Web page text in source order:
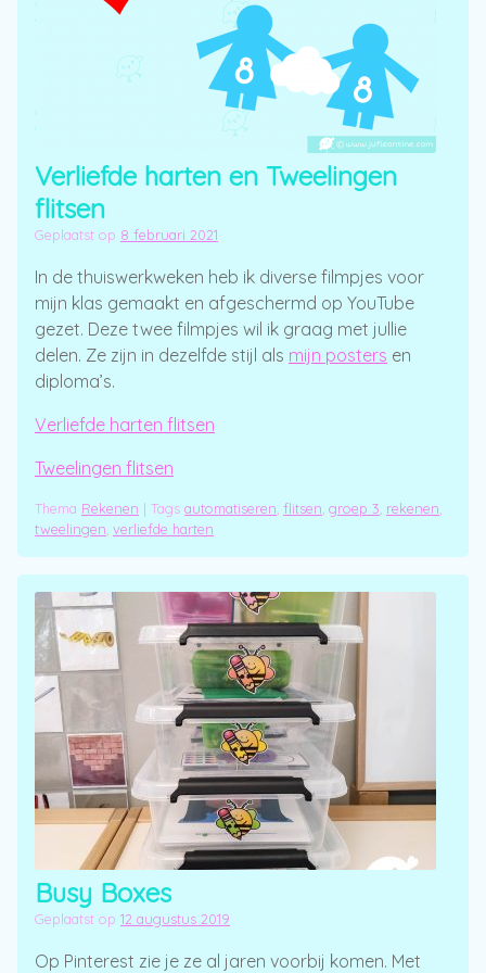
Verliefde harten en Tweelingen
flitsen
Geplaatst op 8 februari 2021
In de thuiswerkweken heb ik diverse filmpjes voor
mijn klas gemaakt en afgeschermd op YouTube
gezet. Deze twee filmpjes wil ik graag met jullie
delen. Ze zijn in dezelfde stijl als mijn posters en
diploma’s.
Verliefde harten flitsen
Tweelingen flitsen
Thema Rekenen | Tags automatiseren flitsen groep 3 rekenen
tweelingen verliefde harten
Busy Boxes
Geplaatst op 12 augustus 2019
Op Pinterest zie je ze al jaren voorbij komen. Met